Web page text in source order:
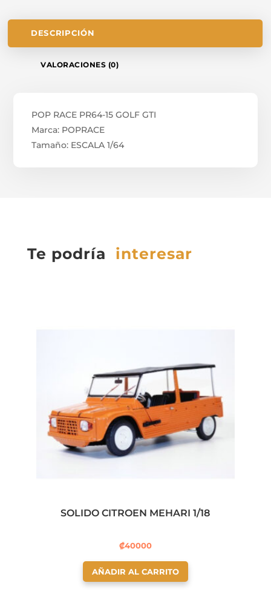
DESCRIPCIÓN
VALORACIONES (0)
POP RACE PR64-15 GOLF GTI
Marca: POPRACE
Tamaño: ESCALA 1/64
Te podría interesar
SOLIDO CITROEN MEHARI 1/18
₡40000
AÑADIR AL CARRITO